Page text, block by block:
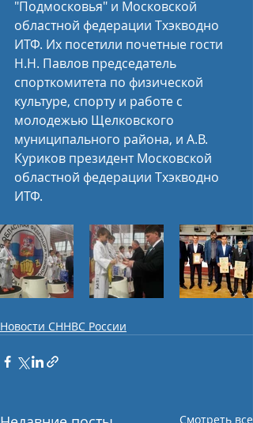
"Подмосковья" и Московской
областной федерации Тхэкводно
ИТФ. Их посетили почетные гости
Н.Н. Павлов председатель
спорткомитета по физической
культуре, спорту и работе с
молодежью Щелковского
муниципального района, и А.В.
Куриков президент Московской
областной федерации Тхэкводно
ИТФ.
Новости СННВС России
Смотреть все